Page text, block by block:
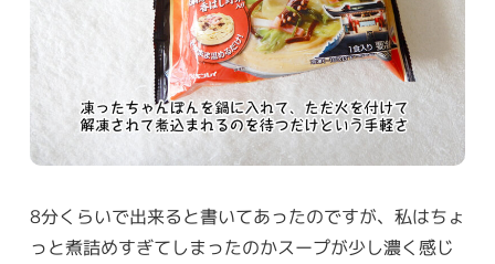
8分くらいで出来ると書いてあったのですが、私はちょ
っと煮詰めすぎてしまったのかスープが少し濃く感じ